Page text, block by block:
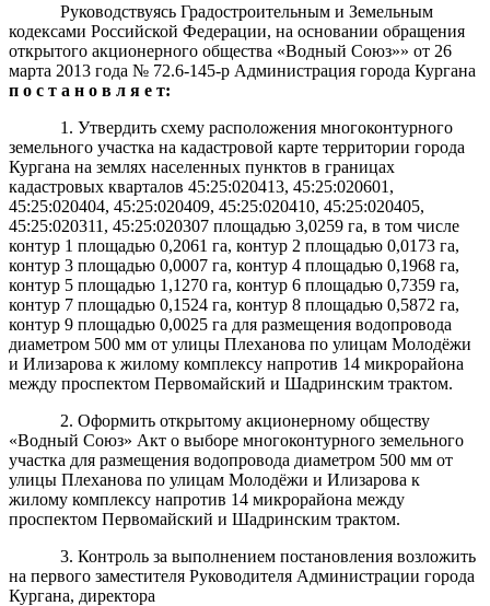
Руководствуясь Градостроительным и Земельным
кодексами Российской Федерации, на основании обращения
открытого акционерного общества «Водный Союз»» от 26
марта 2013 года № 72.6-145-р Администрация города Кургана
п о с т а н о в л я е т:
1. Утвердить схему расположения многоконтурного
земельного участка на кадастровой карте территории города
Кургана на землях населенных пунктов в границах
кадастровых кварталов 45:25:020413, 45:25:020601,
45:25:020404, 45:25:020409, 45:25:020410, 45:25:020405,
45:25:020311, 45:25:020307 площадью 3,0259 га, в том числе
контур 1 площадью 0,2061 га, контур 2 площадью 0,0173 га,
контур 3 площадью 0,0007 га, контур 4 площадью 0,1968 га,
контур 5 площадью 1,1270 га, контур 6 площадью 0,7359 га,
контур 7 площадью 0,1524 га, контур 8 площадью 0,5872 га,
контур 9 площадью 0,0025 га для размещения водопровода
диаметром 500 мм от улицы Плеханова по улицам Молодёжи
и Илизарова к жилому комплексу напротив 14 микрорайона
между проспектом Первомайский и Шадринским трактом.
2. Оформить открытому акционерному обществу
«Водный Союз» Акт о выборе многоконтурного земельного
участка для размещения водопровода диаметром 500 мм от
улицы Плеханова по улицам Молодёжи и Илизарова к
жилому комплексу напротив 14 микрорайона между
проспектом Первомайский и Шадринским трактом.
3. Контроль за выполнением постановления возложить
на первого заместителя Руководителя Администрации города
Кургана, директора